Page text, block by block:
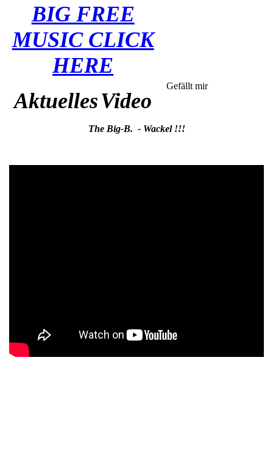
Gefällt mir
BIG FREE
MUSIC CLICK
HERE
AktuellesVideo
The Big-B. - Wackel !!!